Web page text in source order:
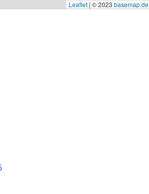
Leaflet | © 2023 basemap.de